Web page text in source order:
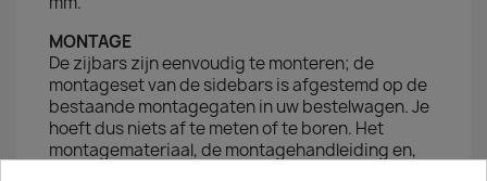
MONTAGE
De zijbars zijn eenvoudig te monteren; de
montageset van de sidebars is afgestemd op de
bestaande montagegaten in uw bestelwagen. Je
hoeft dus niets af te meten of te boren. Het
montagemateriaal, de montagehandleiding en,